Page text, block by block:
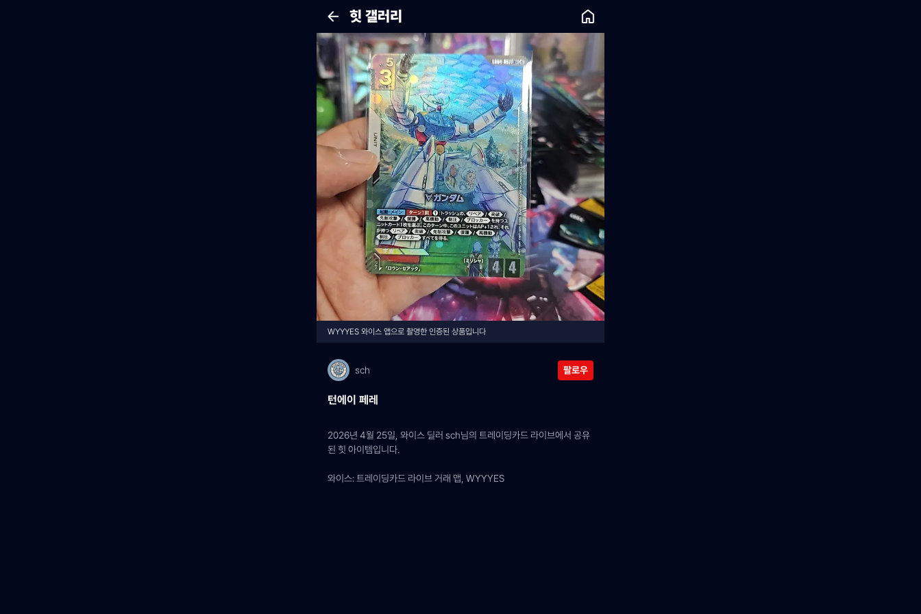
힛 갤러리
WYYYES 와이스 앱으로 촬영한 인증된 상품입니다
sch 팔로우
턴에이 페레
2026년 4월 25일, 와이스 딜러 sch님의 트레이딩카드 라이브에서 공유
된 힛 아이템입니다.
와이스: 트레이딩카드 라이브 거래 앱, WYYYES